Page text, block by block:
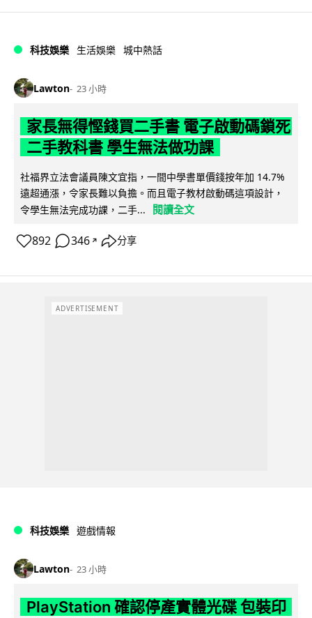
科技娛樂 生活娛樂 城中熱話
Lawton 23 小時
家長無得慳錢買二手書 電子啟動碼鎖死
二手教科書 學生無法做功課
社福界立法會議員陳文宜指，一間中學書單價錢按年加 14.7%
遠超通漲，令家長難以負擔。而且電子教材啟動碼這項設計，
令學生無法完成功課，二手...
閱讀全文
892 346 ↗ 分享
ADVERTISEMENT
科技娛樂 遊戲情報
Lawton 23 小時
PlayStation 確認停產實體光碟 包裝印